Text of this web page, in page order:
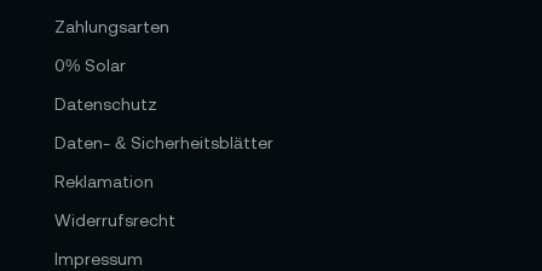
Zahlungsarten
0% Solar
Datenschutz
Daten- & Sicherheitsblätter
Reklamation
Widerrufsrecht
Impressum